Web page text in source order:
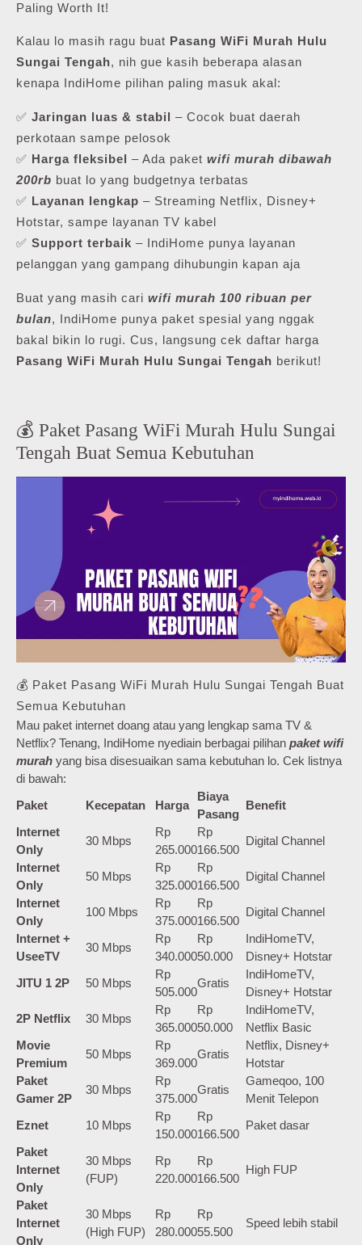
Paling Worth It!
Kalau lo masih ragu buat Pasang WiFi Murah Hulu
Sungai Tengah, nih gue kasih beberapa alasan
kenapa IndiHome pilihan paling masuk akal:
✅ Jaringan luas & stabil – Cocok buat daerah
perkotaan sampe pelosok
✅ Harga fleksibel – Ada paket wifi murah dibawah
200rb buat lo yang budgetnya terbatas
✅ Layanan lengkap – Streaming Netflix, Disney+
Hotstar, sampe layanan TV kabel
✅ Support terbaik – IndiHome punya layanan
pelanggan yang gampang dihubungin kapan aja
Buat yang masih cari wifi murah 100 ribuan per
bulan, IndiHome punya paket spesial yang nggak
bakal bikin lo rugi. Cus, langsung cek daftar harga
Pasang WiFi Murah Hulu Sungai Tengah berikut!
💰 Paket Pasang WiFi Murah Hulu Sungai
Tengah Buat Semua Kebutuhan
💰 Paket Pasang WiFi Murah Hulu Sungai Tengah Buat
Semua Kebutuhan
Mau paket internet doang atau yang lengkap sama TV &
Netflix? Tenang, IndiHome nyediain berbagai pilihan paket wifi
murah yang bisa disesuaikan sama kebutuhan lo. Cek listnya
di bawah:
Paket
Kecepatan Harga
Biaya
Pasang
Benefit
Internet
Only
30 Mbps
Rp
265.000
Rp
166.500
Digital Channel
Internet
Only
50 Mbps
Rp
325.000
Rp
166.500
Digital Channel
Internet
Only
100 Mbps
Rp
375.000
Rp
166.500
Digital Channel
Internet +
UseeTV
30 Mbps
Rp
340.000
Rp
50.000
IndiHomeTV,
Disney+ Hotstar
JITU 1 2P
50 Mbps
Rp
505.000
Gratis
IndiHomeTV,
Disney+ Hotstar
2P Netflix
30 Mbps
Rp
365.000
Rp
50.000
IndiHomeTV,
Netflix Basic
Movie
Premium
50 Mbps
Rp
369.000
Gratis
Netflix, Disney+
Hotstar
Paket
Gamer 2P
30 Mbps
Rp
375.000
Gratis
Gameqoo, 100
Menit Telepon
Eznet
10 Mbps
Rp
150.000
Rp
166.500
Paket dasar
Paket
Internet
Only
30 Mbps
(FUP)
Rp
220.000
Rp
166.500
High FUP
Paket
Internet
Only
30 Mbps
(High FUP)
Rp
280.000
Rp
55.500
Speed lebih stabil